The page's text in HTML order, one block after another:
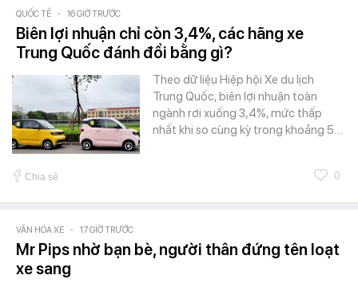
QUỐC TẾ - 16 GIỜ TRƯỚC
Biên lợi nhuận chỉ còn 3,4%, các hãng xe
Trung Quốc đánh đổi bằng gì?
Theo dữ liệu Hiệp hội Xe du lịch
Trung Quốc, biên lợi nhuận toàn
ngành rơi xuống 3,4%, mức thấp
nhất khi so cùng kỳ trong khoảng 5…
Chia sẻ 0
VĂN HÓA XE - 17 GIỜ TRƯỚC
Mr Pips nhờ bạn bè, người thân đứng tên loạt
xe sang